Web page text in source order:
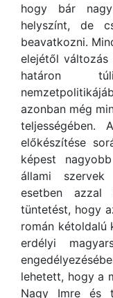
hogy bár
helyszínt, de
beavatkozni.
elejétől változás
határon
azonban még
teljességében.
előkészítése
képest
állami
esetben
tüntetést, hogy
román kétoldalú
erdélyi
lehetett, hogy a
Nagy Imre és